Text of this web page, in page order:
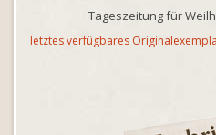
Tageszeitung für
letztes verfügbares